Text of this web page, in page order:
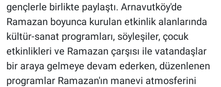
gençlerle birlikte paylaştı. Arnavutköy'de
Ramazan boyunca kurulan etkinlik alanlarında
kültür-sanat programları, söyleşiler, çocuk
etkinlikleri ve Ramazan çarşısı ile vatandaşlar
bir araya gelmeye devam ederken, düzenlenen
programlar Ramazan'ın manevi atmosferini